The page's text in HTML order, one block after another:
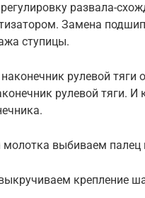
развала-
Замена
ступицы.
рулевой тяги
рулевой тяги.
выбиваем палец
крепление